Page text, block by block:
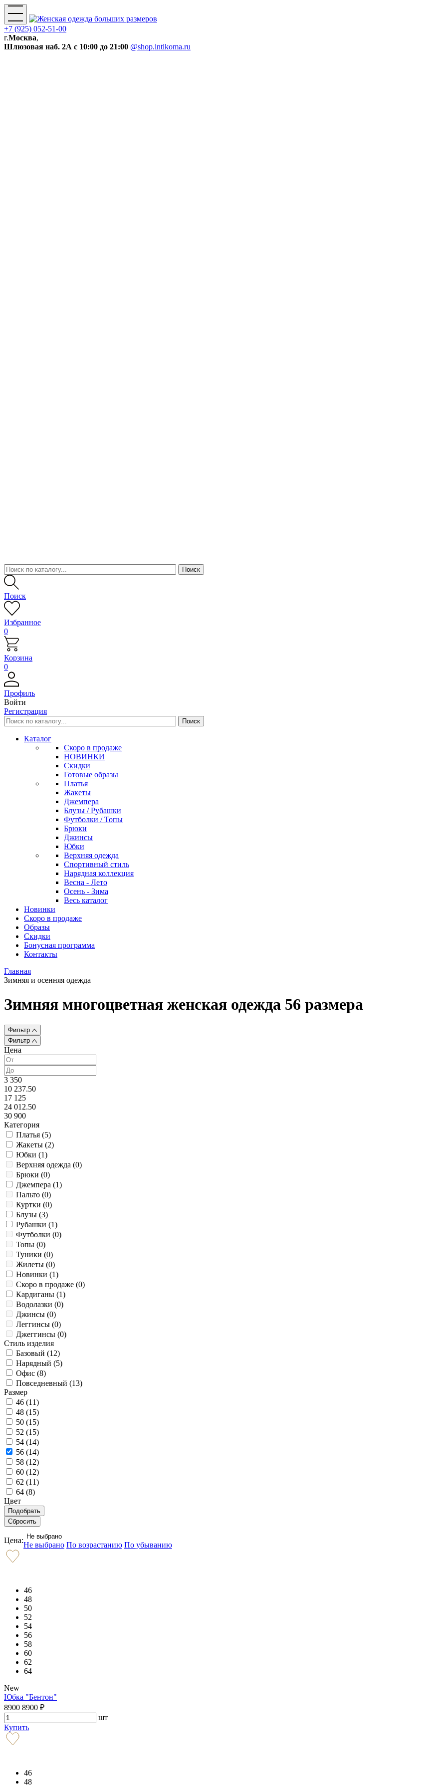
+7 (925) 052-51-00
г.Москва,
Шлюзовая наб. 2А с 10:00 до 21:00 @shop.intikoma.ru
Поиск
Избранное
0
Корзина
0
Профиль
Войти
Регистрация
Каталог
Скоро в продаже
НОВИНКИ
Скидки
Готовые образы
Платья
Жакеты
Джемпера
Блузы / Рубашки
Футболки / Топы
Брюки
Джинсы
Юбки
Верхняя одежда
Спортивный стиль
Нарядная коллекция
Весна - Лето
Осень - Зима
Весь каталог
Новинки
Скоро в продаже
Образы
Скидки
Бонусная программа
Контакты
Главная
Зимняя и осенняя одежда
Зимняя многоцветная женская одежда 56 размера
Фильтр
Фильтр
Цена
3 350
10 237.50
17 125
24 012.50
30 900
Категория
Платья (5)
Жакеты (2)
Юбки (1)
Верхняя одежда (0)
Брюки (0)
Джемпера (1)
Пальто (0)
Куртки (0)
Блузы (3)
Рубашки (1)
Футболки (0)
Топы (0)
Туники (0)
Жилеты (0)
Новинки (1)
Скоро в продаже (0)
Кардиганы (1)
Водолазки (0)
Джинсы (0)
Леггинсы (0)
Джеггинсы (0)
Стиль изделия
Базовый (12)
Нарядный (5)
Офис (8)
Повседневный (13)
Размер
46 (11)
48 (15)
50 (15)
52 (15)
54 (14)
56 (14)
58 (12)
60 (12)
62 (11)
64 (8)
Цвет
Цена: Не выбрано
Не выбрано По возрастанию По убыванию
46
48
50
52
54
56
58
60
62
64
New
Юбка "Бентон"
8900 8900 ₽
шт
Купить
46
48